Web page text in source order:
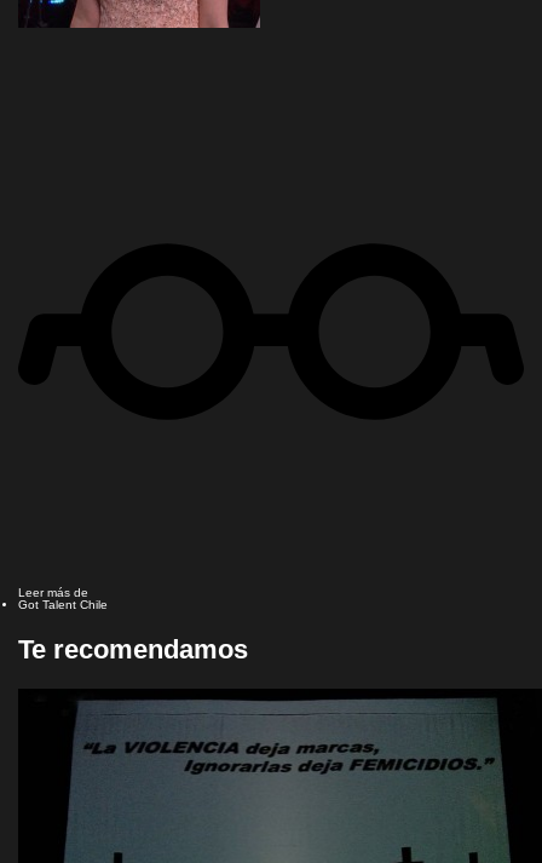
Leer más de
Got Talent Chile
Te recomendamos